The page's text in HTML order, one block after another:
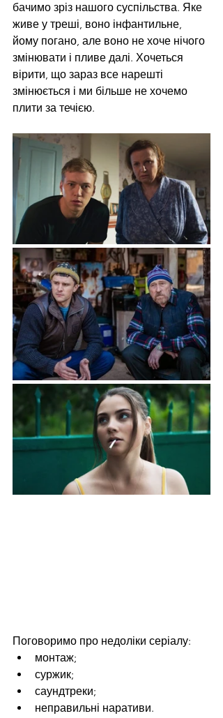
бачимо зріз нашого суспільства. Яке
живе у треші, воно інфантильне,
йому погано, але воно не хоче нічого
змінювати і пливе далі. Хочеться
вірити, що зараз все нарешті
змінюється і ми більше не хочемо
плити за течією.
Поговоримо про недоліки серіалу:
монтаж;
суржик;
саундтреки;
неправильні наративи.